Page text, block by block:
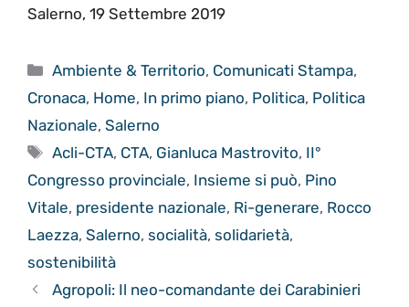
Salerno, 19 Settembre 2019
Categorie
Ambiente & Territorio, Comunicati Stampa,
Cronaca, Home, In primo piano, Politica, Politica
Nazionale, Salerno
Tag
Acli-CTA, CTA, Gianluca Mastrovito, II°
Congresso provinciale, Insieme si può, Pino
Vitale, presidente nazionale, Ri-generare, Rocco
Laezza, Salerno, socialità, solidarietà,
sostenibilità
Agropoli: Il neo-comandante dei Carabinieri